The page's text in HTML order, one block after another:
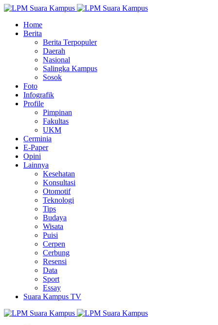
Home
Berita
Berita Terpopuler
Daerah
Nasional
Salingka Kampus
Sosok
Foto
Infografik
Profile
Pimpinan
Fakultas
UKM
Cerminia
E-Paper
Opini
Lainnya
Kesehatan
Konsultasi
Otomotif
Teknologi
Tips
Budaya
Wisata
Puisi
Cerpen
Cerbung
Resensi
Data
Sport
Essay
Suara Kampus TV